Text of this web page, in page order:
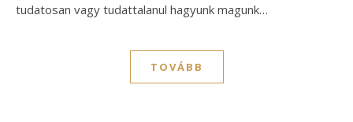
tudatosan vagy tudattalanul hagyunk magunk…
TOVÁBB